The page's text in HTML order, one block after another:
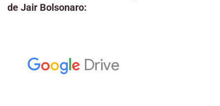
de Jair Bolsonaro: